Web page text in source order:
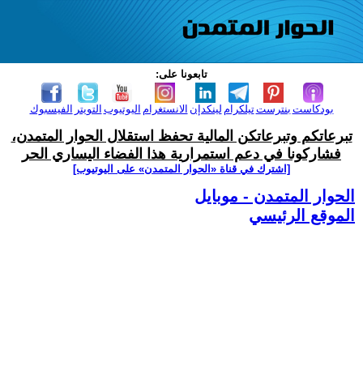
تابعونا على:
الفيسبوك التويتر اليوتيوب الانستغرام لينكدإن تيلكرامبنترست بودكاست
تبرعاتكم وتبرعاتكن المالية تحفظ استقلال الحوار المتمدن،
فشاركونا في دعم استمرارية هذا الفضاء اليساري الحر
[اشترك في قناة ‫«الحوار المتمدن» على اليوتيوب]
الحوار المتمدن - موبايل
الموقع الرئيسي